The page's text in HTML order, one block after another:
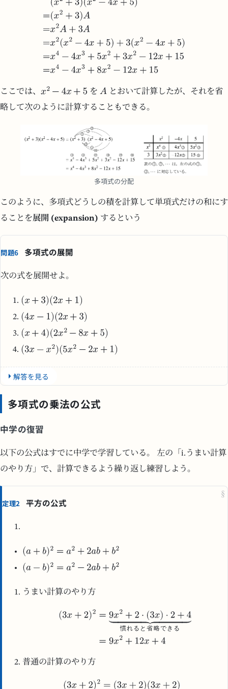
ここでは、 を
とおいて計算したが、それを省
略して次のように計算することもできる。
多項式の分配
このように、多項式どうしの積を計算して単項式だけの和にす
ることを展開 (expansion) するという
問題6 多項式の展開
次の式を展開せよ。
解答を見る
多項式の乗法の公式
中学の復習
以下の公式はすでに中学で学習している。 左の「i.うまい計算
のやり方」で、計算できるよう繰り返し練習しよう。
§
定理2 平方の公式
うまい計算のやり方
慣れる と 省略で き る
普通の計算のやり方